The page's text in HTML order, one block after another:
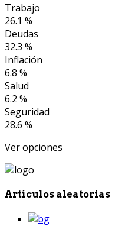
Trabajo
26.1 %
Deudas
32.3 %
Inflación
6.8 %
Salud
6.2 %
Seguridad
28.6 %
Ver opciones
Artículos aleatorias